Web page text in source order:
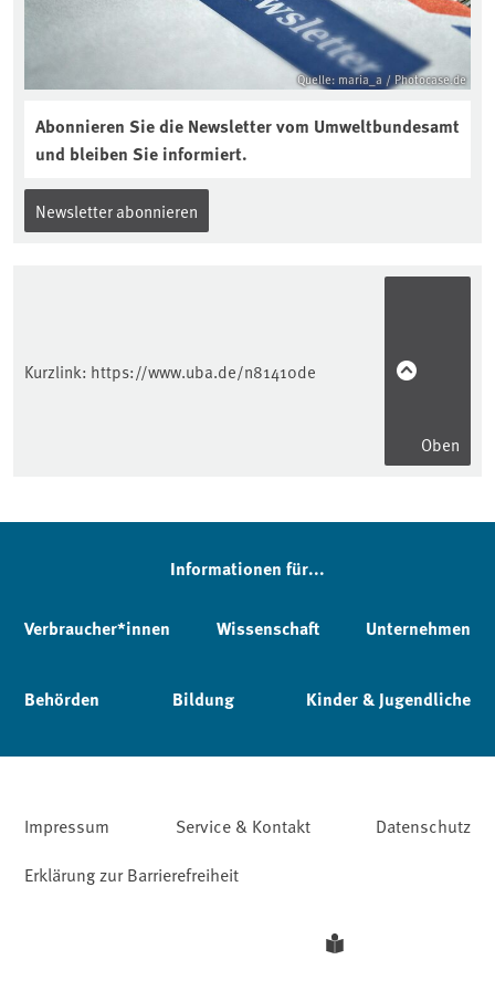
Quelle: maria_a / Photocase.de
Abonnieren Sie die Newsletter vom Umweltbundesamt
und bleiben Sie informiert.
Newsletter abonnieren
Kurzlink: https://www.uba.de/n81410de
Oben
Informationen für...
Verbraucher*innen Wissenschaft Unternehmen
Behörden Bildung Kinder & Jugendliche
Impressum Service & Kontakt
Datenschutz
Erklärung zur Barrierefreiheit